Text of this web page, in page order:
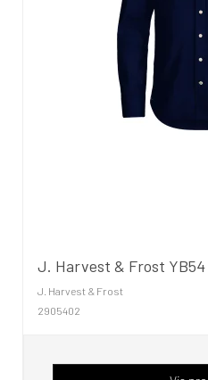
J. Harvest & Frost YB54
J. Harvest & Frost
2905402